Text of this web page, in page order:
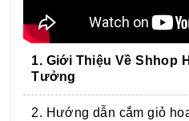
1. Giới Thiệu Về Shhop
Tưởng
2. Hướng dẫn cắm giỏ